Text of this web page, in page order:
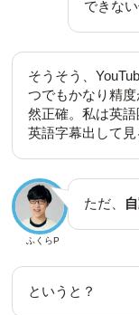
できな
そうそう、
つでもかなり精
然正確。私は英
英語字幕出して見
ふくらP
ただ、
というと？